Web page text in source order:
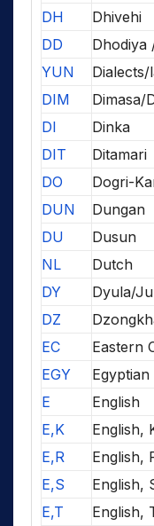
DH
Dhivehi
DD
Dhodiya
YUN
DIM
Dimasa/
DI
Dinka
DIT
Ditamari
DO
Dogri-
DUN
Dungan
DU
Dusun
NL
Dutch
DY
Dyula/
DZ
EC
Eastern
EGY
E
English
E,K
English,
E,R
English,
E,S
English,
E,T
English,